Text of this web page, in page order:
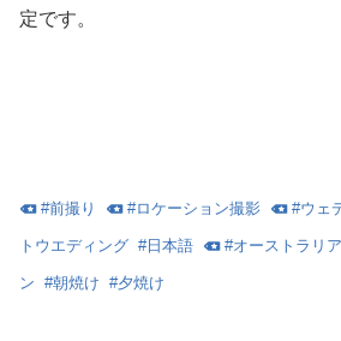
定です。
#前撮り #ロケーション撮影 #ウェ
トウエディング #日本語 #オーストラリア
ン #朝焼け #夕焼け